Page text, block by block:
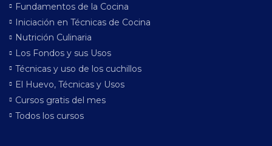
Fundamentos de la Cocina
Iniciación en Técnicas de Cocina
Nutrición Culinaria
Los Fondos y sus Usos
Técnicas y uso de los cuchillos
El Huevo, Técnicas y Usos
Cursos gratis del mes
Todos los cursos